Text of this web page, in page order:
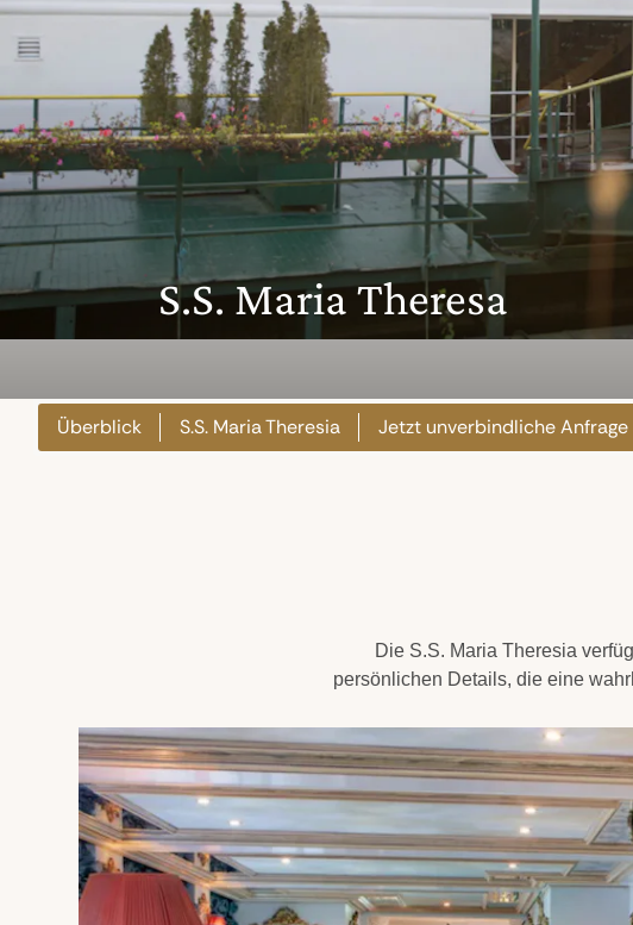
S.S. Maria Theresa
Überblick S.S. Maria Theresia Jetzt unverbindliche Anfrage
Die S.S. Maria Theresia
persönlichen Details, die eine